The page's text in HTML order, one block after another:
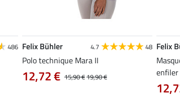
486 Felix Bühler 4.7 48
Polo technique Mara II
15,90 €19,90 €
12,72 €
Felix
enfiler